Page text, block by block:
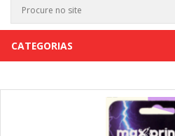
CATEGORIAS